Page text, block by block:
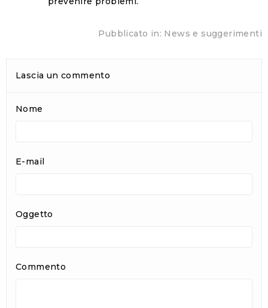
Pubblicato in: News e suggerimenti
Lascia un commento
Nome
E-mail
Oggetto
Commento